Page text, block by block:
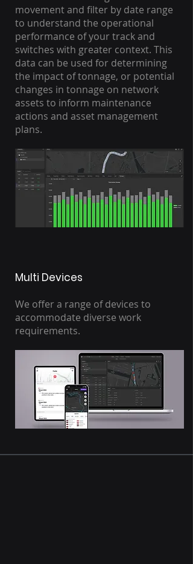
movement and filter by date range
to understand the operational
performance of your track and
switches with greater context. This
data can be used for determining
the impact of tonnage, or potential
changes in tonnage on network
assets to inform maintenance
actions and asset management
plans.
Multi Devices
We offer a range of devices to
accommodate diverse work
requirements.